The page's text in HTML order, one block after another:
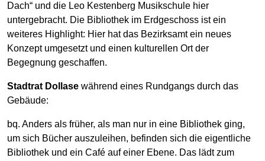
Dach“ und die Leo Kestenberg Musikschule hier
untergebracht. Die Bibliothek im Erdgeschoss ist ein
weiteres Highlight: Hier hat das Bezirksamt ein neues
Konzept umgesetzt und einen kulturellen Ort der
Begegnung geschaffen.
Stadtrat Dollase während eines Rundgangs durch das
Gebäude:
bq. Anders als früher, als man nur in eine Bibliothek ging,
um sich Bücher auszuleihen, befinden sich die eigentliche
Bibliothek und ein Café auf einer Ebene. Das lädt zum